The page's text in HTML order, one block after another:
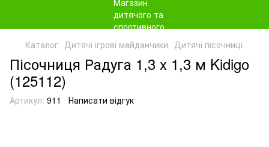
Каталог Дитячі ігрові майданчики Дитячі пісочниці
Пісочниця Радуга 1,3 x 1,3 м Kidigo
(125112)
Артикул: 911 Написати відгук